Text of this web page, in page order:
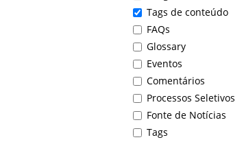
Tags de conteúdo
FAQs
Glossary
Eventos
Comentários
Processos Seletivos
Fonte de Notícias
Tags